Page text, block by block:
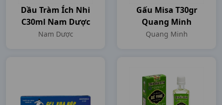
Dầu Tràm Ích Nhi
C30ml Nam Dược
Nam Dược
Gấu Misa T30gr
Quang Minh
Quang Minh